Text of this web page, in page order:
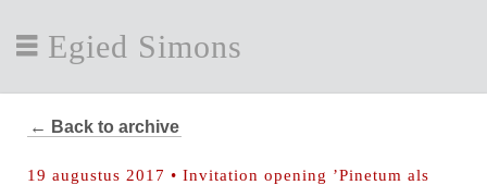
Egied Simons
← Back to archive
19 augustus 2017 • Invitation opening ’Pinetum als